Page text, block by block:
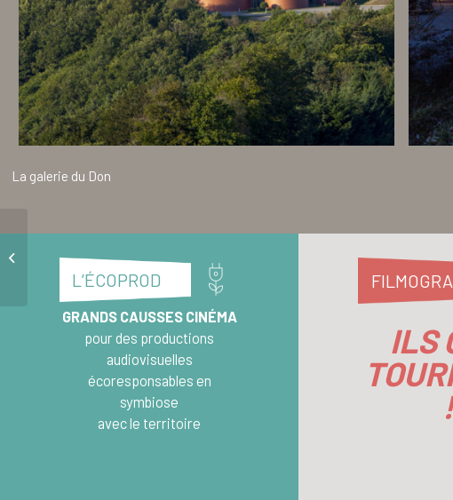
La galerie du Don
L’ÉCOPROD
GRANDS CAUSSES CINÉMA
pour des productions
audiovisuelles
écoresponsables en
symbiose
avec le territoire
ILS
!